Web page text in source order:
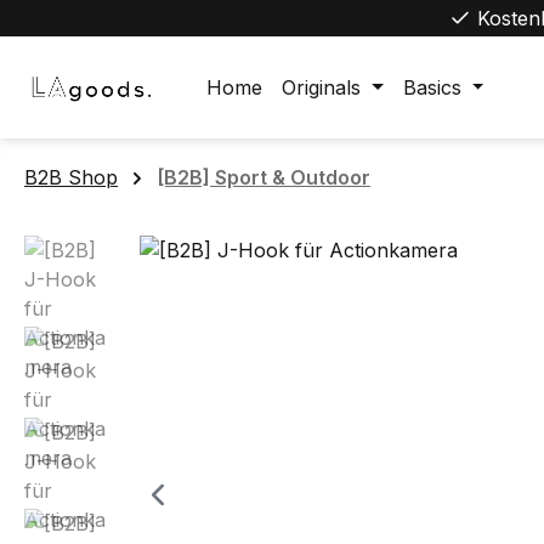
Home Originals Basics
B2B Shop [B2B] Sport & Outdoor
Bildergalerie überspringen